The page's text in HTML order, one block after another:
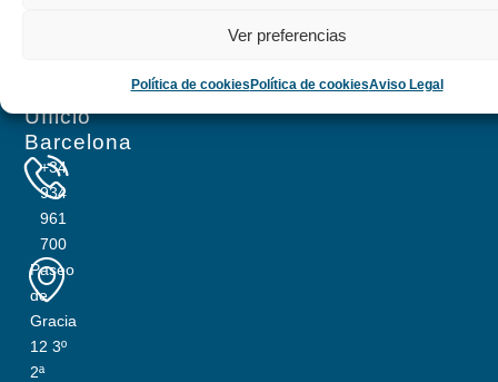
Ver preferencias
Política de cookies Política de cookiesAviso Legal
Ufficio
Barcelona
+34
934
961
700
Paseo
de
Gracia
12 3º
2ª